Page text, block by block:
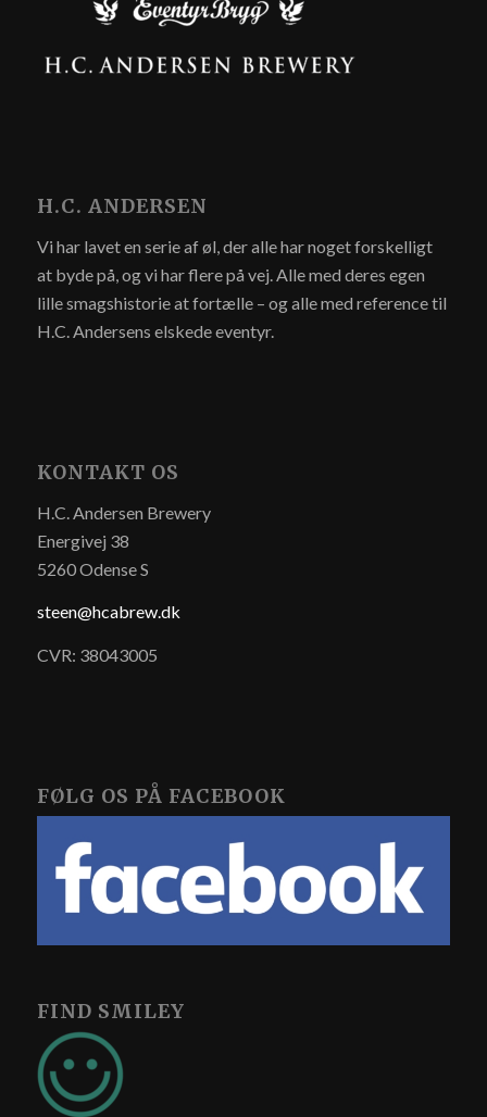
H.C. ANDERSEN
Vi har lavet en serie af øl, der alle har noget forskelligt
at byde på, og vi har flere på vej. Alle med deres egen
lille smagshistorie at fortælle – og alle med reference til
H.C. Andersens elskede eventyr.
KONTAKT OS
H.C. Andersen Brewery
Energivej 38
5260 Odense S
steen@hcabrew.dk
CVR: 38043005
FØLG OS PÅ FACEBOOK
FIND SMILEY